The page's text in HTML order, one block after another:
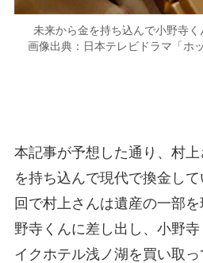
未来から金を持ち込んで小野寺
画像出典：日本テレビドラマ「ホ
本記事が予想した通り、村
を持ち込んで現代で換金し
回で村上さんは遺産の一部
野寺くんに差し出し、小野
イクホテル浅ノ湖を買い取